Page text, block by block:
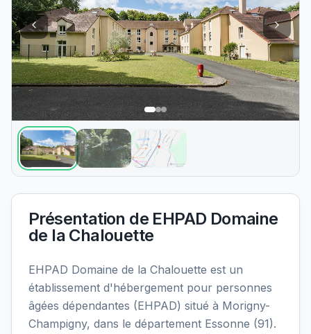
Présentation de EHPAD Domaine
de la Chalouette
EHPAD Domaine de la Chalouette est un
établissement d'hébergement pour personnes
âgées dépendantes (EHPAD) situé à Morigny-
Champigny, dans le département Essonne (91).